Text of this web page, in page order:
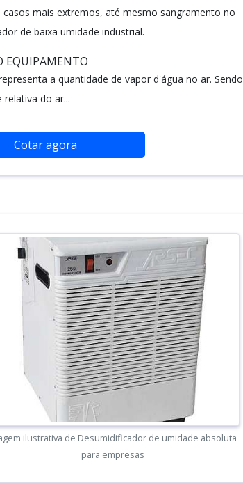
mais extremos, até mesmo sangramento no
de baixa umidade industrial.
EQUIPAMENTO
a quantidade de vapor d'água no ar. Sendo
do ar...
Cotar agora
ilustrativa de Desumidificador de umidade absoluta
para empresas